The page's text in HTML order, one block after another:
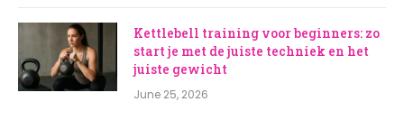
Kettlebell training voor beginners: zo
start je met de juiste techniek en het
juiste gewicht
June 25, 2026